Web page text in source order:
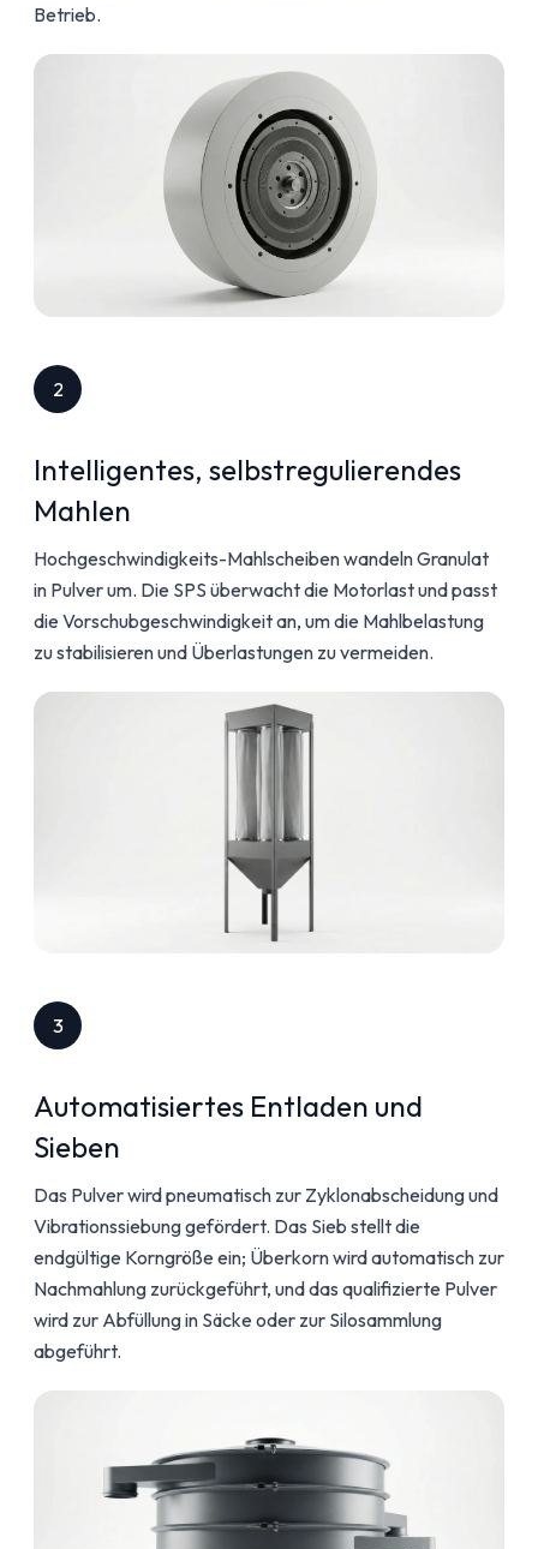
Betrieb.
2
Intelligentes, selbstregulierendes
Mahlen
Hochgeschwindigkeits-Mahlscheiben wandeln Granulat
in Pulver um. Die SPS überwacht die Motorlast und passt
die Vorschubgeschwindigkeit an, um die Mahlbelastung
zu stabilisieren und Überlastungen zu vermeiden.
3
Automatisiertes Entladen und
Sieben
Das Pulver wird pneumatisch zur Zyklonabscheidung und
Vibrationssiebung gefördert. Das Sieb stellt die
endgültige Korngröße ein; Überkorn wird automatisch zur
Nachmahlung zurückgeführt, und das qualifizierte Pulver
wird zur Abfüllung in Säcke oder zur Silosammlung
abgeführt.